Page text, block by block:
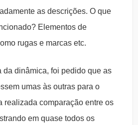
as descrições. O que
Elementos de
rugas e marcas etc.
da dinâmica, foi pedido que as
umas às outras para o
realizada comparação entre os
em quase todos os